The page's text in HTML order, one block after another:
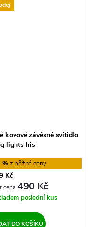
kovové závěsné svítidlo
lights Iris
%
Kč
490 Kč
poslední kus
DO KOŠÍKU